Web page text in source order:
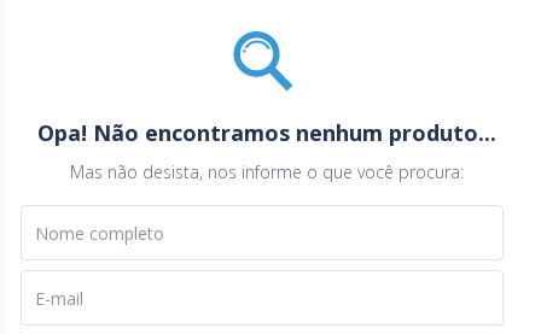
Opa! Não encontramos nenhum produto...
Mas não desista, nos informe o que você procura:
Nome completo
E-mail